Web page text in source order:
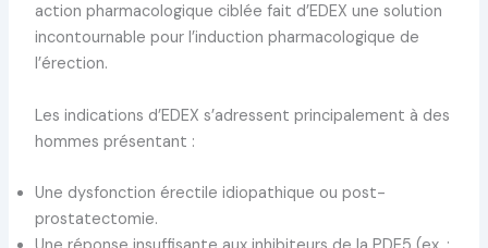
action pharmacologique ciblée fait d’EDEX une solution
incontournable pour l’induction pharmacologique de
l’érection.
Les indications d’EDEX s’adressent principalement à des
hommes présentant :
Une dysfonction érectile idiopathique ou post-
prostatectomie.